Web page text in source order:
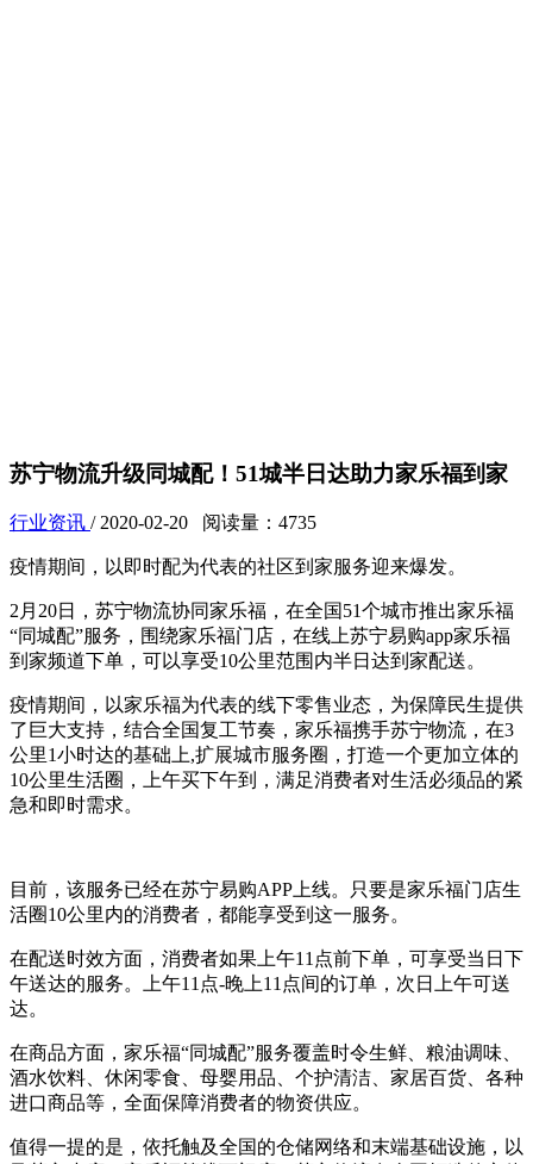
苏宁物流升级同城配！51城半日达助力家乐福到家
行业资讯 / 2020-02-20 阅读量：4735
疫情期间，以即时配为代表的社区到家服务迎来爆发。
2月20日，苏宁物流协同家乐福，在全国51个城市推出家乐福
“同城配”服务，围绕家乐福门店，在线上苏宁易购app家乐福
到家频道下单，可以享受10公里范围内半日达到家配送。
疫情期间，以家乐福为代表的线下零售业态，为保障民生提供
了巨大支持，结合全国复工节奏，家乐福携手苏宁物流，在3
公里1小时达的基础上,扩展城市服务圈，打造一个更加立体的
10公里生活圈，上午买下午到，满足消费者对生活必须品的紧
急和即时需求。
目前，该服务已经在苏宁易购APP上线。只要是家乐福门店生
活圈10公里内的消费者，都能享受到这一服务。
在配送时效方面，消费者如果上午11点前下单，可享受当日下
午送达的服务。上午11点-晚上11点间的订单，次日上午可送
达。
在商品方面，家乐福“同城配”服务覆盖时令生鲜、粮油调味、
酒水饮料、休闲零食、母婴用品、个护清洁、家居百货、各种
进口商品等，全面保障消费者的物资供应。
值得一提的是，依托触及全国的仓储网络和末端基础设施，以